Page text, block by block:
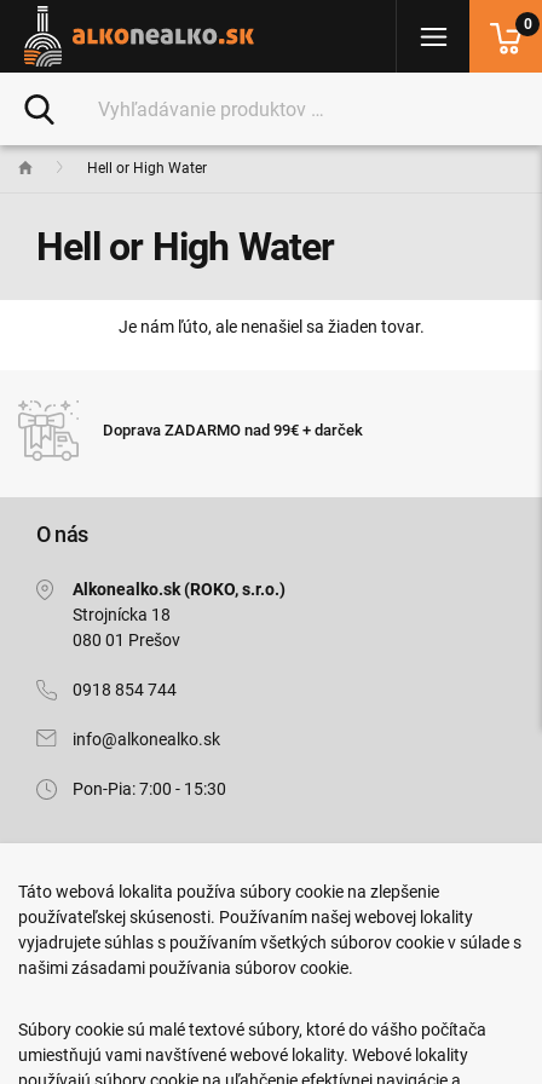
Hell or High Water
Hell or High Water
Je nám ľúto, ale nenašiel sa žiaden tovar.
Doprava ZADARMO nad 99€ + darček
O nás
Alkonealko.sk (ROKO, s.r.o.)
Strojnícka 18
080 01 Prešov
0918 854 744
info@alkonealko.sk
Pon-Pia: 7:00 - 15:30
Arm. gen. Svobodu 23/A
080 01 Prešov
0917 466 578
sekcovpredajna@doroka.sk
Pon-Ned: 9:00 - 20:00
0
Táto webová lokalita používa súbory cookie na zlepšenie
používateľskej skúsenosti. Používaním našej webovej lokality
vyjadrujete súhlas s používaním všetkých súborov cookie v súlade s
našimi zásadami používania súborov cookie.
Súbory cookie sú malé textové súbory, ktoré do vášho počítača
umiestňujú vami navštívené webové lokality. Webové lokality
používajú súbory cookie na uľahčenie efektívnej navigácie a